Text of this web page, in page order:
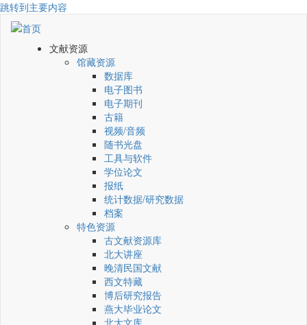
跳转到主要内容
文献资源
馆藏资源
数据库
电子图书
电子期刊
古籍
视频/音频
随书光盘
工具与软件
学位论文
报纸
统计数据/研究数据
档案
特色资源
古文献资源库
北大讲座
晚清民国文献
西文特藏
博后研究报告
燕大毕业论文